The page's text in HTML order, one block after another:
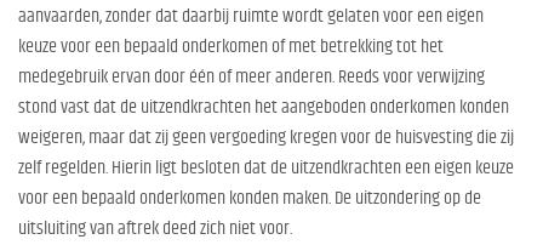
aanvaarden, zonder dat daarbij ruimte wordt gelaten voor een eigen
keuze voor een bepaald onderkomen of met betrekking tot het
medegebruik ervan door één of meer anderen. Reeds voor verwijzing
stond vast dat de uitzendkrachten het aangeboden onderkomen konden
weigeren, maar dat zij geen vergoeding kregen voor de huisvesting die zij
zelf regelden. Hierin ligt besloten dat de uitzendkrachten een eigen keuze
voor een bepaald onderkomen konden maken. De uitzondering op de
uitsluiting van aftrek deed zich niet voor.